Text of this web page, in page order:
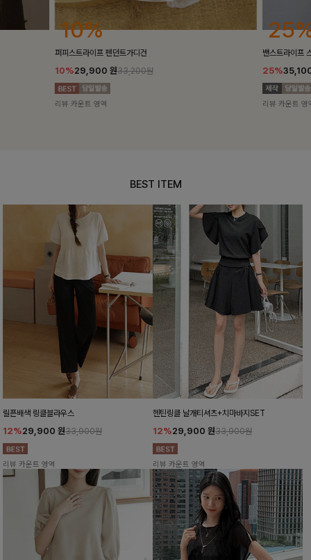
25%
밴스트라이프 스트링원피스
25%35,100 원46,800원
리뷰 카운트 영역
10%
[5천장돌파/
10%
리뷰 카운트 영
BEST ITEM
릴픈배색 링클블라우스
12%29,900 원33,900원
리뷰 카운트 영역
헨틴링클 날개티셔츠+치마바지SET
12%29,900 원33,900원
리뷰 카운트 영역